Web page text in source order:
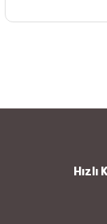
ÜrünHızlı